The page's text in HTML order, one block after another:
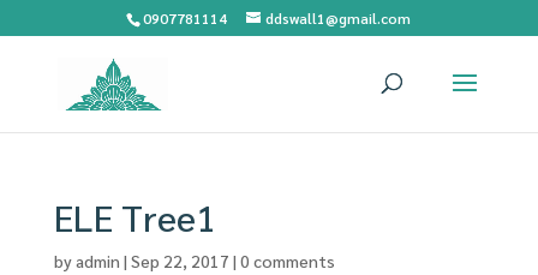
0907781114 ddswall1@gmail.com
ELE Tree1
byadmin | Sep 22, 2017 | 0 comments